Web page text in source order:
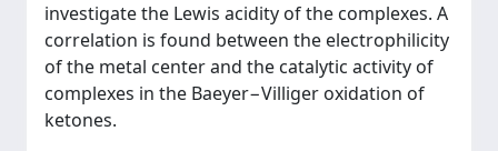
investigate the Lewis acidity of the complexes. A
correlation is found between the electrophilicity
of the metal center and the catalytic activity of
complexes in the Baeyer−Villiger oxidation of
ketones.